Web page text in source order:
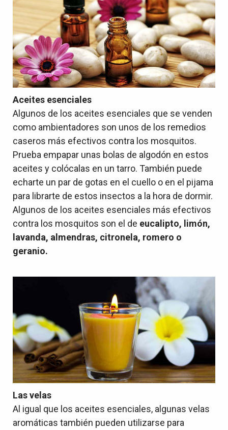
Aceites esenciales
Algunos de los aceites esenciales que se venden
como ambientadores son unos de los remedios
caseros más efectivos contra los mosquitos.
Prueba empapar unas bolas de algodón en estos
aceites y colócalas en un tarro. También puede
echarte un par de gotas en el cuello o en el pijama
para librarte de estos insectos a la hora de dormir.
Algunos de los aceites esenciales más efectivos
contra los mosquitos son el de eucalipto, limón,
lavanda, almendras, citronela, romero o
geranio.
Las velas
Al igual que los aceites esenciales, algunas velas
aromáticas también pueden utilizarse para